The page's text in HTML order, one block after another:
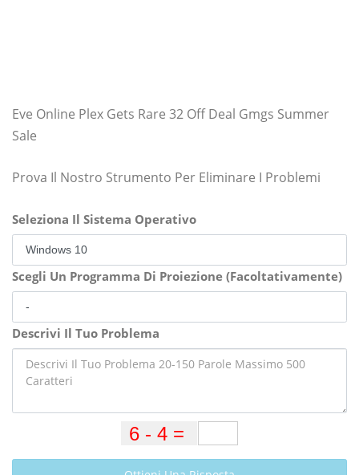
Eve Online Plex Gets Rare 32 Off Deal Gmgs Summer
Sale
Prova Il Nostro Strumento Per Eliminare I Problemi
Seleziona Il Sistema Operativo
Scegli Un Programma Di Proiezione (Facoltativamente)
Descrivi Il Tuo Problema